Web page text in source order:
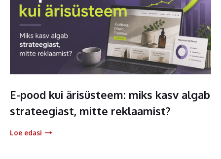
E-pood kui ärisüsteem: miks kasv algab
strateegiast, mitte reklaamist?
Loe edasi